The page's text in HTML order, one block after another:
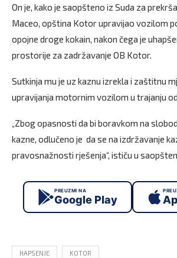
On je, kako je saopšteno iz Suda za
Maceo, opština Kotor upravijao vozilom
opojne droge kokain, nakon čega je
prostorije za zadržavanje OB Kotor.
Sutkinja mu je uz kaznu izrekla i zaštitnu
upravijanja motornim vozilom u trajanju
„Zbog opasnosti da bi boravkom na
kazne, odlučeno je da se na izdržavanje
pravosnažnosti rješenja“, ističu u
PREUZMI NA
Google Play
HAPSENJE KOTOR